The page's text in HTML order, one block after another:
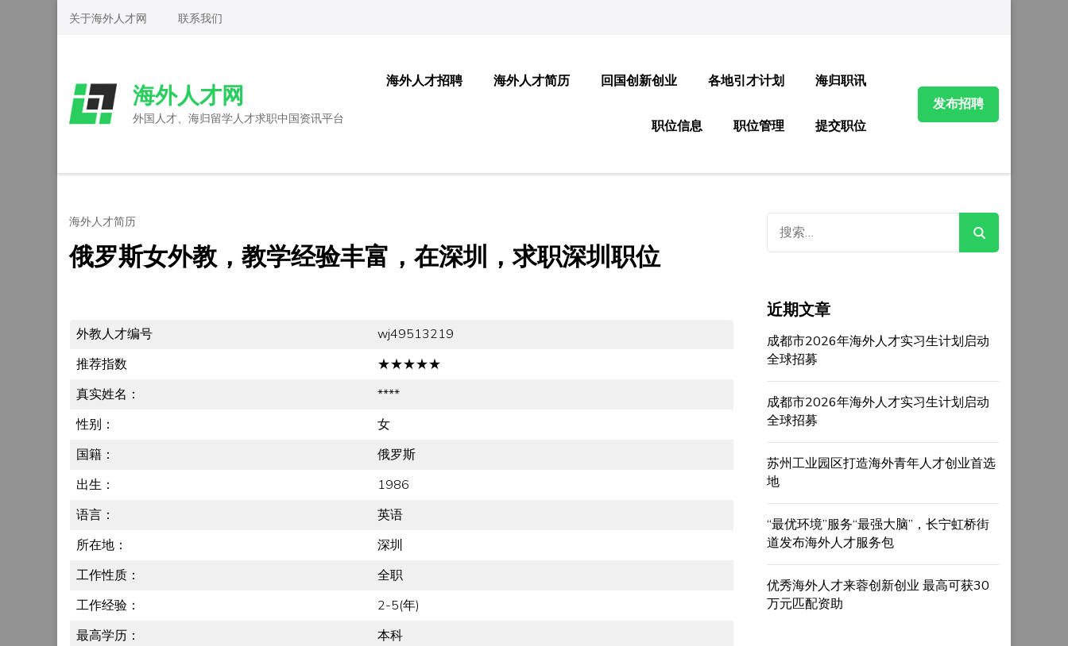
Skip
Enter)
关于海外人才网 联系我们
海外人才网
外国人才、海归留学人才求职中国资讯平台
海外人才招聘 海外人才简历 回国创新创业 各地引才计划 海归职讯
职位信息 职位管理 提交职位
发布招聘
海外人才简历
俄罗斯女外教，教学经验丰富，在深圳，求职深圳职位
外教人才编号
wj49513219
推荐指数
★★★★★
真实姓名：
****
性别：
女
国籍：
俄罗斯
出生：
1986
语言：
英语
所在地：
深圳
工作性质：
全职
工作经验：
2-5(年)
最高学历：
本科
索：
近期文章
成都市2026年海外人才实习生计划启动
全球招募
成都市2026年海外人才实习生计划启动
全球招募
苏州工业园区打造海外青年人才创业首选
地
“最优环境”服务“最强大脑”，长宁虹桥街
道发布海外人才服务包
优秀海外人才来蓉创新创业 最高可获30
万元匹配资助